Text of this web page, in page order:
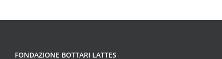
FONDAZIONE BOTTARI LATTES